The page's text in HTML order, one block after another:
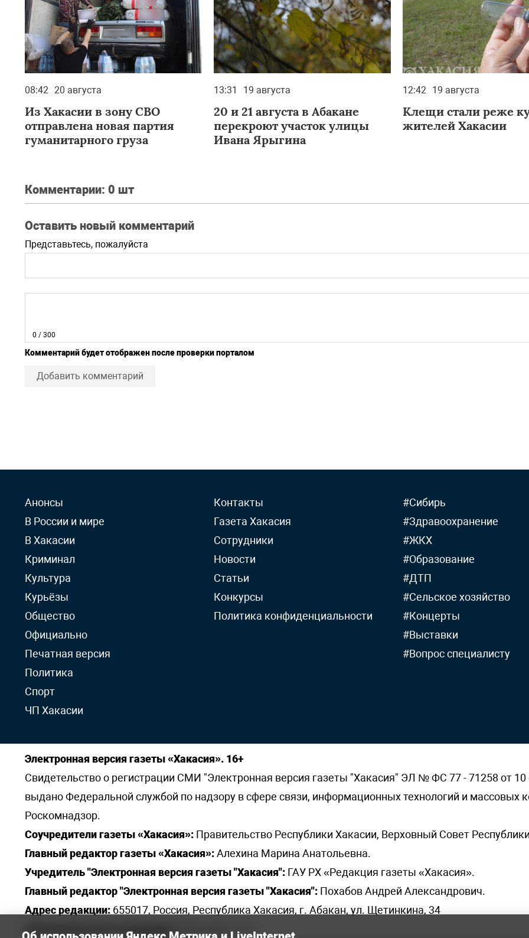
08:42 20 августа
Из Хакасии в зону СВО
отправлена новая партия
гуманитарного груза
13:31 19 августа
20 и 21 августа в Абакане
перекроют участок улицы
Ивана Ярыгина
12:42 19 августа
Клещи стали реже
жителей Хакасии
Комментарии: 0 шт
Оставить новый комментарий
Представьтесь, пожалуйста
0 / 300
Комментарий будет отображен после проверки порталом
Добавить комментарий
Анонсы
В России и мире
В Хакасии
Криминал
Культура
Курьёзы
Общество
Официально
Печатная версия
Политика
Спорт
ЧП Хакасии
Контакты
Газета Хакасия
Сотрудники
Новости
Статьи
Конкурсы
Политика конфиденциальности
#Сибирь
#Здравоохранение
#ЖКХ
#Образование
#ДТП
#Сельское хозяйство
#Концерты
#Выставки
#Вопрос специалисту
Электронная версия газеты «Хакасия». 16+
Свидетельство о регистрации СМИ "Электронная версия газеты "Хакасия" ЭЛ № ФС 77 - 71258 от 10
выдано Федеральной службой по надзору в сфере связи, информационных технологий и массовых
Роскомнадзор.
Соучредители газеты «Хакасия»: Правительство Республики Хакасии, Верховный Совет
Главный редактор газеты «Хакасия»:Алехина Марина Анатольевна.
Учредитель "Электронная версия газеты "Хакасия": ГАУ РХ «Редакция газеты «Хакасия».
Главный редактор "Электронная версия газеты "Хакасия": Похабов Андрей Александрович.
Адрес редакции: 655017, Россия, Республика Хакасия, г. Абакан, ул. Щетинкина, 34
Электронная почта редакции: khakred@r-19.ru